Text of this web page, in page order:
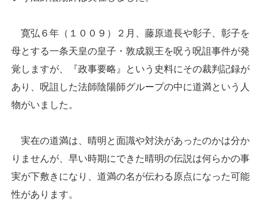
寛弘６年（１００９）２月、藤原道長や彰子、彰子を
母とする一条天皇の皇子・敦成親王を呪う呪詛事件が発
覚しますが、『政事要略』という史料にその裁判記録が
あり、呪詛した法師陰陽師グループの中に道満という人
物がいました。
実在の道満は、晴明と面識や対決があったのかは分か
りませんが、早い時期にできた晴明の伝説は何らかの事
実が下敷きになり、道満の名が伝わる原点になった可能
性があります。